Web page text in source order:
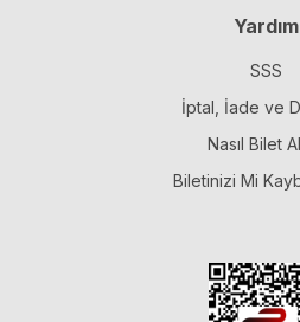
Yardım
SSS
İptal, İade ve
Nasıl Bilet
Biletinizi Mi